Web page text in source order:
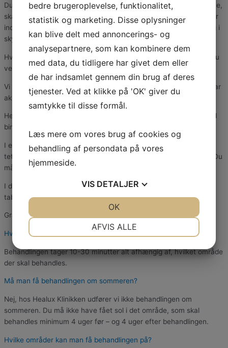
Du må selvfølgelig gerne være udenfor, men hvis solen er fremme,
skal du til enhver tid have din hud beskyttet med en solcreme der
indeholder minimum solfaktor 50. Så vidt muligt skal du holde dig i
skyggen eller sidde med ryggen til solen.
Hvis du har fået botox- eller filler-behandlinger, anbefaler vi, at du
venter fire uger før brug af laser i samme områder.
Vi gør også opmærksom på, at vi ikke behandler personer som har
akutte eller kroniske hudlidelser på behandlingsstedet.
Heller ikke hvis du er- eller har været i systemisk behandling med
binyrebarkhormon (tabletter eller injektion).
I en uge før laserbehandlingen må du ikke have indtaget
tetracyklintabletter eller andet lysfølsomprovokerende medicin. Du
må ikke have pacemaker, epilepsi eller alvorlig sygdom.
I de seneste seks måneder må du ikke have indtaget isotretinoin
tabletter (cyklisk A-vitamin).
Gravide, ammende og personer under 18 år behandles ikke.
Hvor lang tid tager en behandling?
Behandlingen tager 10-30 minutter alt afhængig af, hvilket område
der skal behandles.
Må man få behandlingen om sommeren?
Nej, hos Healux Klinikken udfører vi ikke behandlingen om
sommeren. Du må ikke have fået sol i det område, som skal
behandles minimum 4 uger før – og 4 uger efter behandlingen.
Hvilke områder kan man få behandlingen på?
bedre brugeroplevelse, funktionalitet,
statistik og marketing. Disse oplysninger
kan blive delt med annoncerings- og
analysepartnere, som kan kombinere dem
med data, du tidligere har givet dem eller
de har indsamlet gennem din brug af deres
tjenester. Ved at klikke på 'OK' giver du
samtykke til disse formål.
Læs mere om vores brug af cookies og
behandling af persondata på vores
hjemmeside.
VIS DETALJER
MARKETING STATISTIK
AFVIS ALLE
OK